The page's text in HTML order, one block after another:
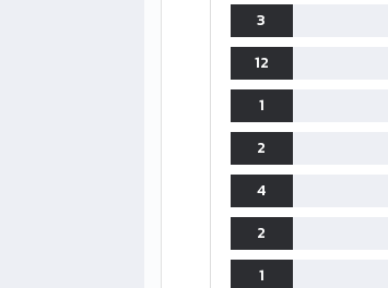
3
12
1
2
4
2
1